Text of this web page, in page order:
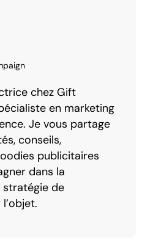
chez Gift
en marketing
Je vous partage
conseils,
publicitaires
dans la
de